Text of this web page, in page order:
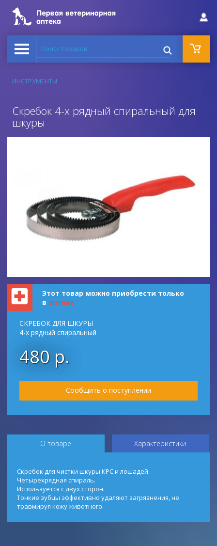
Поиск товаров
ИНСТРУМЕНТЫ
Скребок 4-х рядный спиральный для
шкуры
Этот товар можно приобрести только
в аптеке
СКРЕБОК ДЛЯ ШКУРЫ
4-х рядный спиральный
480 р.
Сообщить о поступлении
О товаре Характеристики
Скребок для чистки шкуры КРС и лошадей.
Четырехрядная спираль.
Используется с двух сторон.
Тонкие зубцы эффективно удаляют загрязнения, не
травмируя кожу животного.